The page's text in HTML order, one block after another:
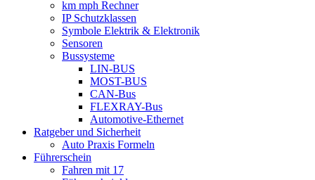
km mph Rechner
IP Schutzklassen
Symbole Elektrik & Elektronik
Sensoren
Bussysteme
LIN-BUS
MOST-BUS
CAN-Bus
FLEXRAY-Bus
Automotive-Ethernet
Ratgeber und Sicherheit
Auto Praxis Formeln
Führerschein
Fahren mit 17